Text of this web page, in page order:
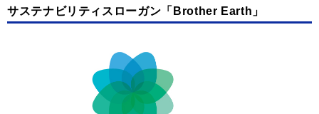
資源循環・廃棄物削減
汚染予防と化学物質管理
環境に配慮した製品づくり
働きやすい職場環境
安全衛生・防災
健康経営の推進
リスクマネジメント・内部統制
情報セキュリティー
コンプライアンス・腐敗防止
税務コンプライアンス
GRI内容索引
各国での取り組み
サステナビリティスローガン「Brother Earth」